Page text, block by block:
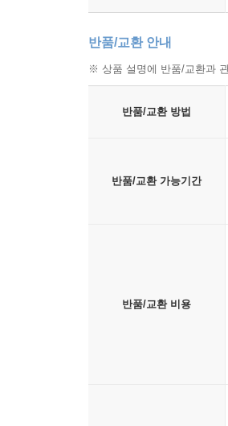
반품/교환 안내
※ 상품 설명에 반품/교환과
반품/교환 방법
반품/교환 가능기간
반품/교환 비용